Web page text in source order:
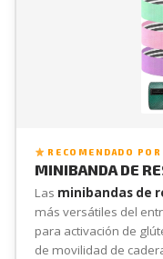
RECOMENDADO
MINIBANDA DE
Las minibandas de
más versátiles del
para activación de
de movilidad de